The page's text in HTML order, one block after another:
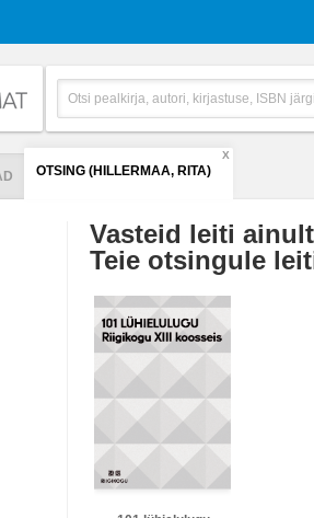
OTSING (HILLERMAA, RITA)
X
Vasteid leiti
Teie otsingule